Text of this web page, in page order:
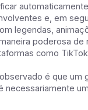
e, em
legendas,
poderosa de
como
é que um
necessariamente